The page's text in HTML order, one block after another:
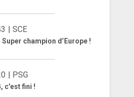
| SCE
champion d’Europe !
| PSG
c'est fini !